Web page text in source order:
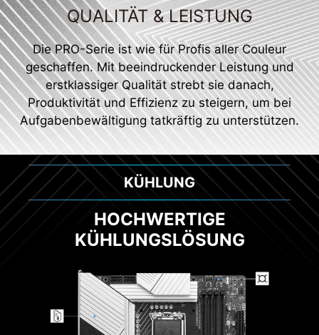
QUALITÄT & LEISTUNG
Die PRO-Serie ist wie für Profis aller Couleur
geschaffen. Mit beeindruckender Leistung und
erstklassiger Qualität strebt sie danach,
Produktivität und Effizienz zu steigern, um bei
Aufgabenbewältigung tatkräftig zu unterstützen.
KÜHLUNG
HOCHWERTIGE
KÜHLUNGSLÖSUNG